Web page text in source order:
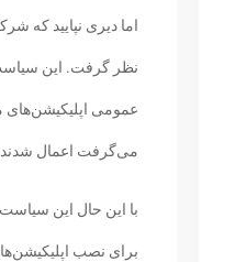
اما دیری نپایید که
نظر گرفت. این
می‌گرفت اعمال
با این حال این
برای نصب